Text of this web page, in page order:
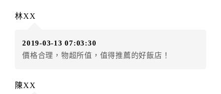
房者應補足差額。（限原訂飯店）
房者不得要求退其差額。（限原訂飯店）
額3個月
林XX
2019-03-13 07:03:30
價格合理，物超所值，值得推薦的好飯店！
陳XX